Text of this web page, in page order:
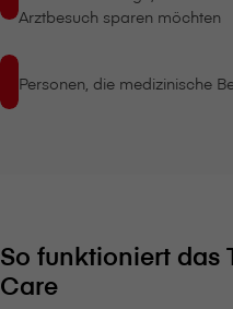
Arztbesuch sparen möchten
Personen, die medizinische
So funktioniert das
Care